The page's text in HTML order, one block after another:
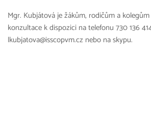
Mgr. Kubjátová je žákům, rodičům a
konzultace k dispozici na telefonu 730 136
lkubjatova@isscopvm.cz nebo na skypu.